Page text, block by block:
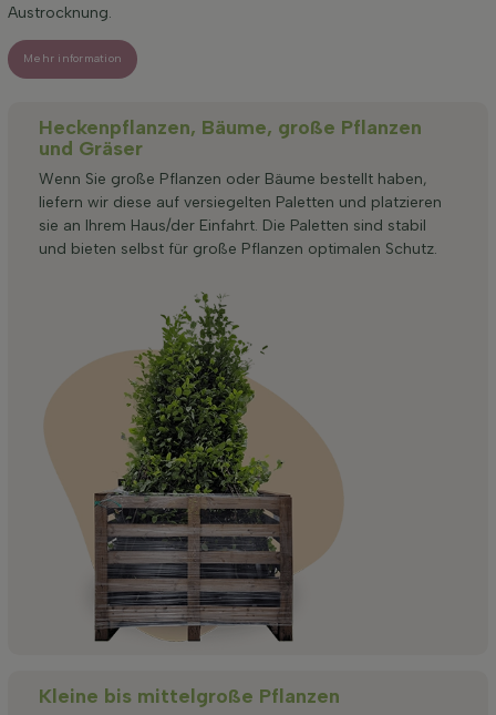
Austrocknung.
Mehr information
Heckenpflanzen, Bäume, große Pflanzen
und Gräser
Wenn Sie große Pflanzen oder Bäume bestellt haben,
liefern wir diese auf versiegelten Paletten und platzieren
sie an Ihrem Haus/der Einfahrt. Die Paletten sind stabil
und bieten selbst für große Pflanzen optimalen Schutz.
Kleine bis mittelgroße Pflanzen